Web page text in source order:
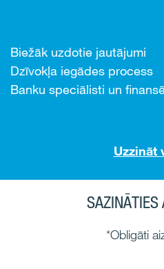
Biežāk uzdotie jautājumi
Dzīvokļa iegādes process
Banku speciālisti un
Uzzināt
*Obligāti